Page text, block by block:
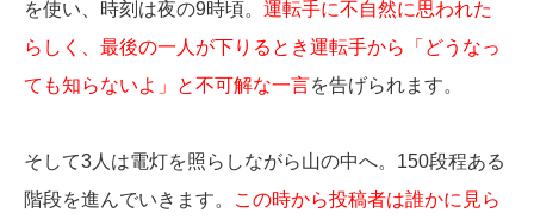
を使い、時刻は夜の9時頃。 運転手に不自然に思われた
らしく、最後の一人が下りるとき運転手から「どうなっ
ても知らないよ」と不可解な一言を告げられます。
そして3人は電灯を照らしながら山の中へ。150段程ある
階段を進んでいきます。
この時から投稿者は誰かに見ら